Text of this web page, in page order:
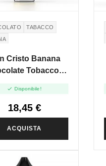
TABACCO
CIGAR
Cristo Banana
Tobacco -
 Disponibile!
18,45 €
ACQUISTA